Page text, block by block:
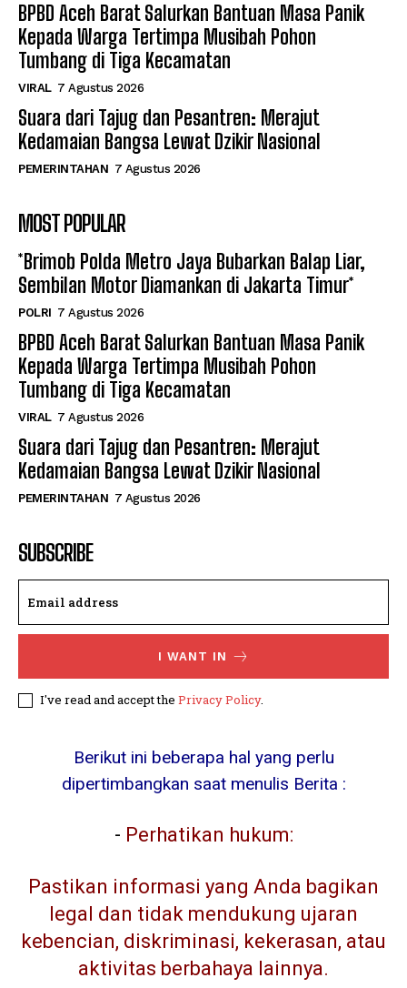
BPBD Aceh Barat Salurkan Bantuan Masa Panik
Kepada Warga Tertimpa Musibah Pohon
Tumbang di Tiga Kecamatan
VIRAL 7 Agustus 2026
Suara dari Tajug dan Pesantren: Merajut
Kedamaian Bangsa Lewat Dzikir Nasional
PEMERINTAHAN 7 Agustus 2026
MOST POPULAR
*Brimob Polda Metro Jaya Bubarkan Balap Liar,
Sembilan Motor Diamankan di Jakarta Timur*
POLRI 7 Agustus 2026
BPBD Aceh Barat Salurkan Bantuan Masa Panik
Kepada Warga Tertimpa Musibah Pohon
Tumbang di Tiga Kecamatan
VIRAL 7 Agustus 2026
Suara dari Tajug dan Pesantren: Merajut
Kedamaian Bangsa Lewat Dzikir Nasional
PEMERINTAHAN 7 Agustus 2026
SUBSCRIBE
I WANT IN
I've read and accept the Privacy Policy.
Berikut ini beberapa hal yang perlu
dipertimbangkan saat menulis Berita :
- Perhatikan hukum:
Pastikan informasi yang Anda bagikan
legal dan tidak mendukung ujaran
kebencian, diskriminasi, kekerasan, atau
aktivitas berbahaya lainnya.